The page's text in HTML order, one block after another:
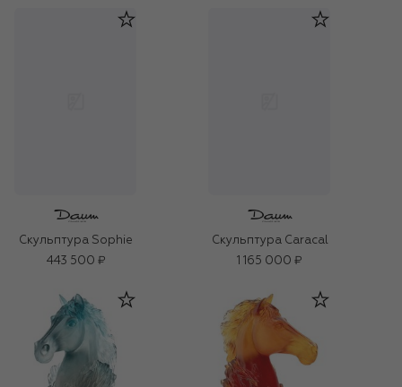
Скульптура Sophie
443 500 ₽
Скульптура Caracal
1 165 000 ₽